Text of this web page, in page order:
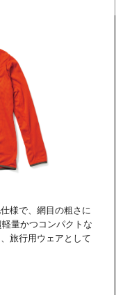
様で、網目の粗さに
量かつコンパクトな
旅行用ウェアとして